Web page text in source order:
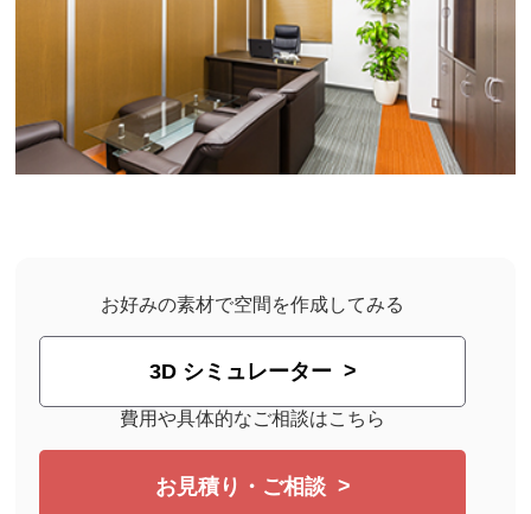
お好みの素材で空間を作成してみる
3D シミュレーター
費用や具体的なご相談はこちら
お見積り・ご相談